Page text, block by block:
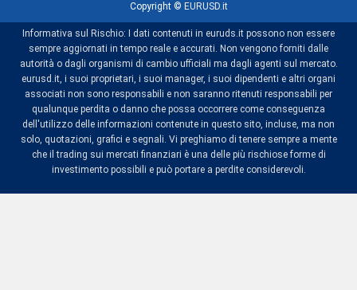
Copyright © EURUSD.it
Informativa sul Rischio: I dati contenuti in euruds.it possono non essere
sempre aggiornati in tempo reale e accurati. Non vengono forniti dalle
autorità o dagli organismi di cambio ufficiali ma dagli agenti sul mercato.
eurusd.it, i suoi proprietari, i suoi manager, i suoi dipendenti e altri organi
associati non sono responsabili e non saranno ritenuti responsabili per
qualunque perdita o danno che possa occorrere come conseguenza
dell'utilizzo delle informazioni contenute in questo sito, incluse, ma non
solo, quotazioni, grafici e segnali. Vi preghiamo di tenere sempre a mente
che il trading sui mercati finanziari è una delle più rischiose forme di
investimento possibili e può portare a perdite considerevoli.